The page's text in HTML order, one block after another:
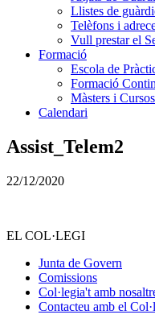
Llistes de
Telèfons i
Vull prestar el
Formació
Escola de
Formació
Màsters i
Calendari
Assist_Telem2
22/12/2020
EL COL·LEGI
Junta de Govern
Comissions
Col·legia't amb
Contacteu amb el